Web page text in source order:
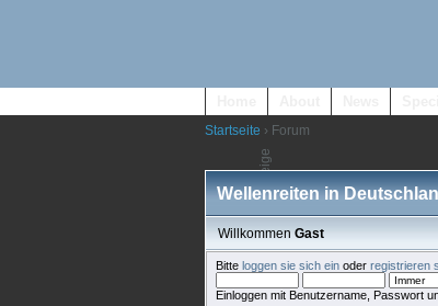
Startseite › Forum
Wellenreiten in
WillkommenGast
Bitte loggen sie sich einoder registrieren
Einloggen mit Benutzername, Passwort